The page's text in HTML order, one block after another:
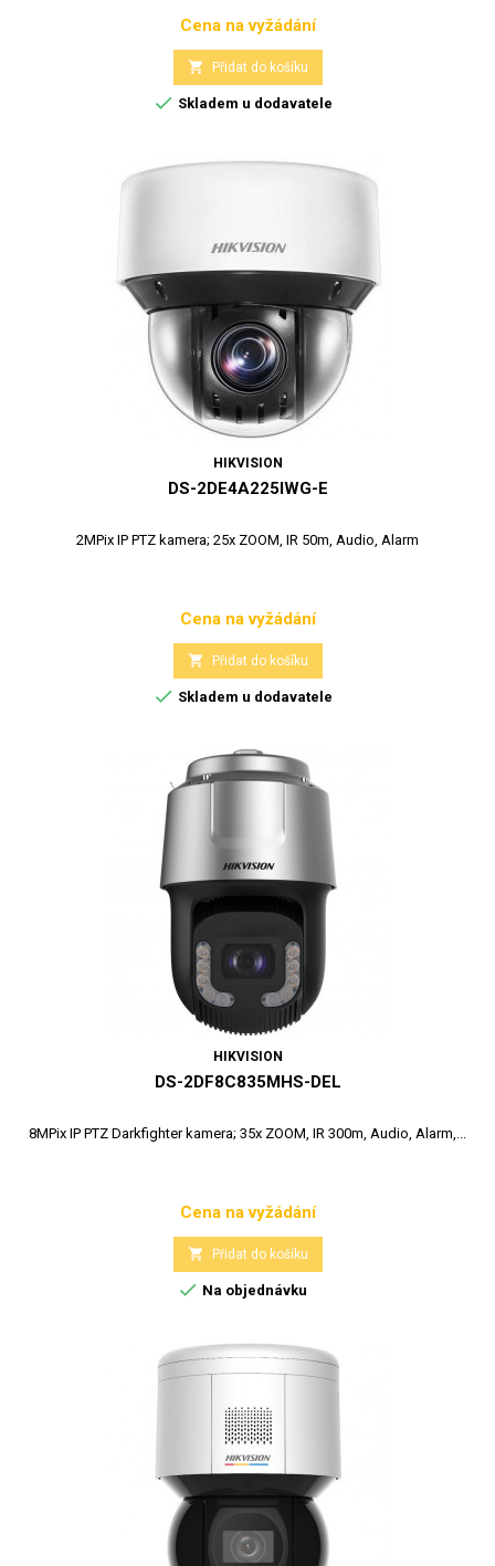
Cena
Cena na vyžádání
 Přidat do košíku
 Skladem u dodavatele
HIKVISION
DS-2DE4A225IWG-E
2MPix IP PTZ kamera; 25x ZOOM, IR 50m, Audio, Alarm
Cena
Cena na vyžádání
 Přidat do košíku
 Skladem u dodavatele
HIKVISION
DS-2DF8C835MHS-DEL
8MPix IP PTZ Darkfighter kamera; 35x ZOOM, IR 300m, Audio, Alarm,...
Cena
Cena na vyžádání
 Přidat do košíku
 Na objednávku